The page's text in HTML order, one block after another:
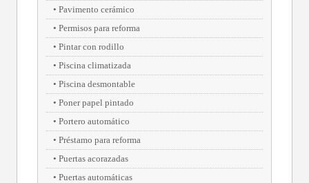
Pavimento cerámico
Permisos para reforma
Pintar con rodillo
Piscina climatizada
Piscina desmontable
Poner papel pintado
Portero automático
Préstamo para reforma
Puertas acorazadas
Puertas automáticas